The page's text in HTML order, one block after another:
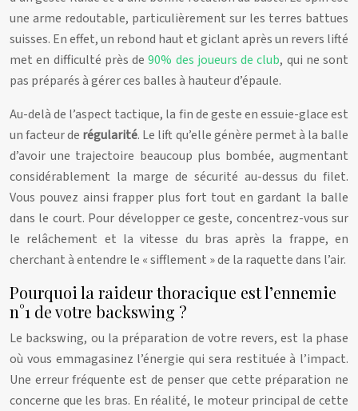
une arme redoutable, particulièrement sur les terres battues
suisses. En effet, un rebond haut et giclant après un revers lifté
met en difficulté près de90% des joueurs de club, qui ne sont
pas préparés à gérer ces balles à hauteur d’épaule.
Au-delà de l’aspect tactique, la fin de geste en essuie-glace est
un facteur de régularité. Le lift qu’elle génère permet à la balle
d’avoir une trajectoire beaucoup plus bombée, augmentant
considérablement la marge de sécurité au-dessus du filet.
Vous pouvez ainsi frapper plus fort tout en gardant la balle
dans le court. Pour développer ce geste, concentrez-vous sur
le relâchement et la vitesse du bras après la frappe, en
cherchant à entendre le « sifflement » de la raquette dans l’air.
Pourquoi la raideur thoracique est l’ennemie
n°1 de votre backswing ?
Le backswing, ou la préparation de votre revers, est la phase
où vous emmagasinez l’énergie qui sera restituée à l’impact.
Une erreur fréquente est de penser que cette préparation ne
concerne que les bras. En réalité, le moteur principal de cette